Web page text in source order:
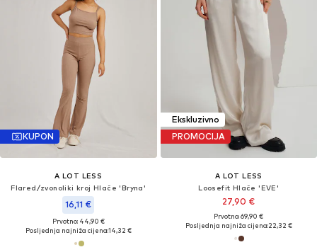
KUPON
A LOT LESS
Flared/zvonoliki kroj Hlače 'Bryna'
16,11 €
Prvotno: 44,90 €
Posljednja najniža cijena:14,32 €
Ekskluzivno
PROMOCIJA
A LOT LESS
Loosefit Hlače 'EVE'
27,90 €
Prvotno: 69,90 €
Posljednja najniža cijena:22,32 €